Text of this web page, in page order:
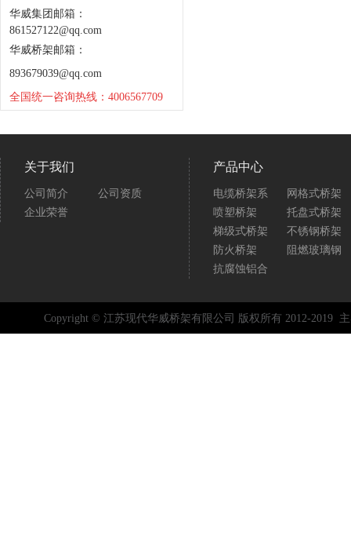
华威集团邮箱：
861527122@qq.com
华威桥架邮箱：
893679039@qq.com
全国统一咨询热线：4006567709
关于我们
公司简介
公司资质
企业荣誉
产品中心
电缆桥架系
网格式桥架
喷塑桥架
托盘式桥架
梯级式桥架
不锈钢桥架
防火桥架
阻燃玻璃钢
抗腐蚀铝合
Copyright © 江苏现代华威桥架有限公司 版权所有 2012-2019